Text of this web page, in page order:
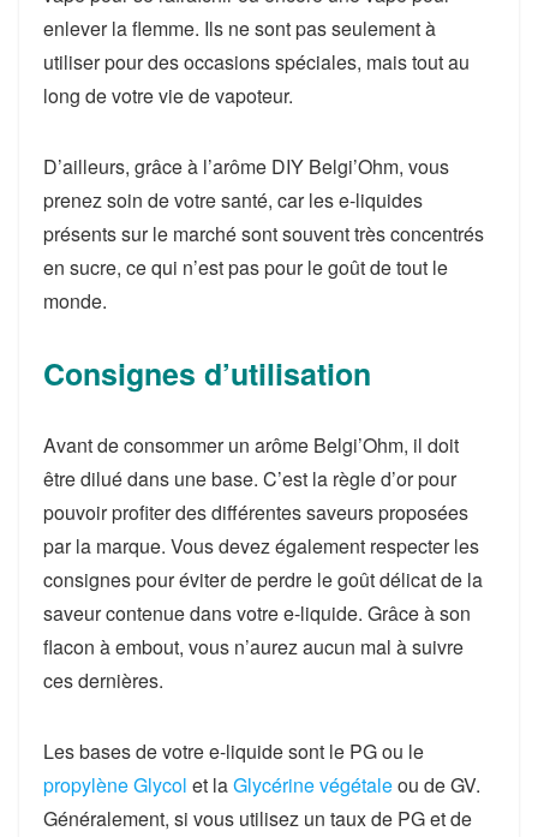
enlever la flemme. Ils ne sont pas seulement à
utiliser pour des occasions spéciales, mais tout au
long de votre vie de vapoteur.
D’ailleurs, grâce à l’arôme DIY Belgi’Ohm, vous
prenez soin de votre santé, car les e-liquides
présents sur le marché sont souvent très concentrés
en sucre, ce qui n’est pas pour le goût de tout le
monde.
Consignes d’utilisation
Avant de consommer un arôme Belgi’Ohm, il doit
être dilué dans une base. C’est la règle d’or pour
pouvoir profiter des différentes saveurs proposées
par la marque. Vous devez également respecter les
consignes pour éviter de perdre le goût délicat de la
saveur contenue dans votre e-liquide. Grâce à son
flacon à embout, vous n’aurez aucun mal à suivre
ces dernières.
Les bases de votre e-liquide sont le PG ou le
propylène Glycol et laGlycérine végétaleou de GV.
Généralement, si vous utilisez un taux de PG et de